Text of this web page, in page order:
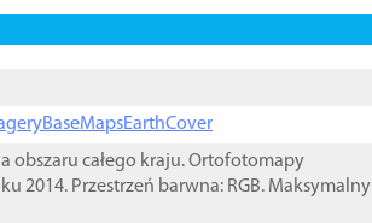
całego kraju. Ortofotomapy
2014. Przestrzeń barwna: RGB. Maksymalny